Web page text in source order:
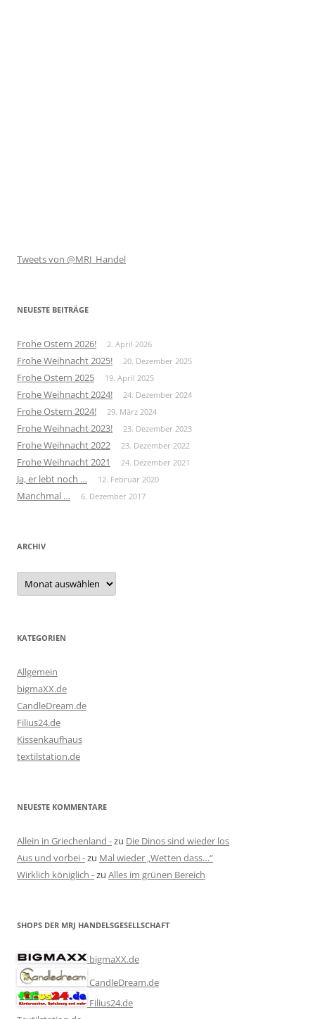
Tweets von @MRJ_Handel
NEUESTE BEITRÄGE
Frohe Ostern 2026! 2. April 2026
Frohe Weihnacht 2025! 20. Dezember 2025
Frohe Ostern 2025 19. April 2025
Frohe Weihnacht 2024! 24. Dezember 2024
Frohe Ostern 2024! 29. März 2024
Frohe Weihnacht 2023! 23. Dezember 2023
Frohe Weihnacht 2022 23. Dezember 2022
Frohe Weihnacht 2021 24. Dezember 2021
Ja, er lebt noch … 12. Februar 2020
Manchmal … 6. Dezember 2017
ARCHIV
Archiv
KATEGORIEN
Allgemein
bigmaXX.de
CandleDream.de
Filius24.de
Kissenkaufhaus
textilstation.de
NEUESTE KOMMENTARE
Allein in Griechenland -zu Die Dinos sind wieder los
Aus und vorbei -zu Mal wieder „Wetten dass…“
Wirklich königlich -zu Alles im grünen Bereich
SHOPS DER MRJ HANDELSGESELLSCHAFT
bigmaXX.de
CandleDream.de
Filius24.de